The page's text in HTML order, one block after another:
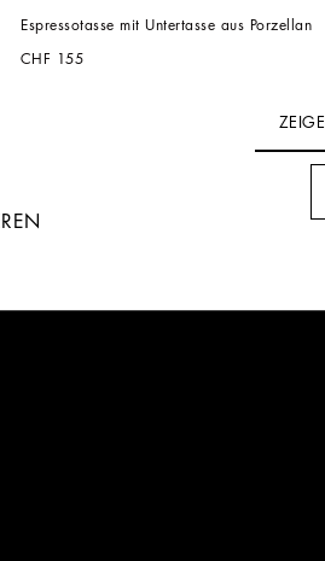
Espressotasse mit Untertasse aus Porzellan
CHF 155
ZEIGE